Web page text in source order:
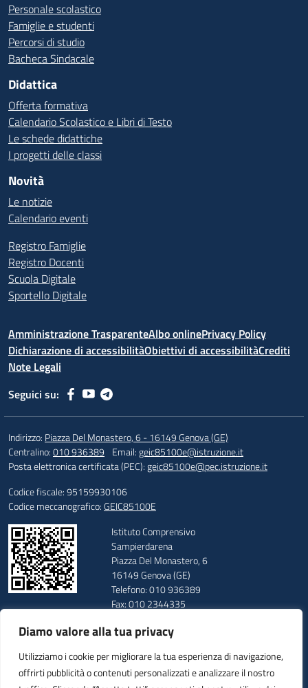
Diamo valore alla tua privacy
Utilizziamo i cookie per migliorare la tua esperienza di navigazione,
offrirti pubblicità o contenuti personalizzati e analizzare il nostro
Personale scolastico
Famiglie e studenti
Percorsi di studio
Bacheca Sindacale
Didattica
Offerta formativa
Calendario Scolastico e Libri di Testo
Le schede didattiche
I progetti delle classi
Novità
Le notizie
Calendario eventi
Registro Famiglie
Registro Docenti
Scuola Digitale
Sportello Digitale
Amministrazione TrasparenteAlbo onlinePrivacy Policy
Dichiarazione di accessibilitàObiettivi di accessibilitàCrediti
Note Legali
Seguici su:
Indirizzo: Piazza Del Monastero, 6 - 16149 Genova (GE)
Centralino:010 936389 Email:geic85100e@istruzione.it
Posta elettronica certificata (PEC):geic85100e@pec.istruzione.it
Codice fiscale: 95159930106
Codice meccanografico:GEIC85100E
Istituto Comprensivo
Sampierdarena
Piazza Del Monastero, 6
16149 Genova (GE)
Telefono: 010 936389
Fax: 010 2344335
PEC: geic85100e@pec.istruzione.it
Codice Fiscale: 95159930106
Codice Univoco: UFUUAV